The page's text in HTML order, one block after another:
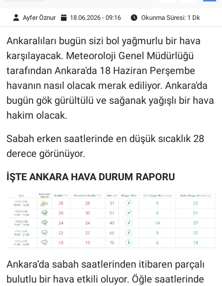
Ayfer Öznur 18.06.2026 - 09:16 Okunma Süresi: 1 Dk
Ankaralıları bugün sizi bol yağmurlu bir hava
karşılayacak. Meteoroloji Genel Müdürlüğü
tarafından Ankara'da 18 Haziran Perşembe
havanın nasıl olacak merak ediliyor. Ankara'da
bugün gök gürültülü ve sağanak yağışlı bir hava
hakim olacak.
Sabah erken saatlerinde en düşük sıcaklık 28
derece görünüyor.
İŞTE ANKARA HAVA DURUM RAPORU
Ankara’da sabah saatlerinden itibaren parçalı
bulutlu bir hava etkili oluyor. Öğle saatlerinde